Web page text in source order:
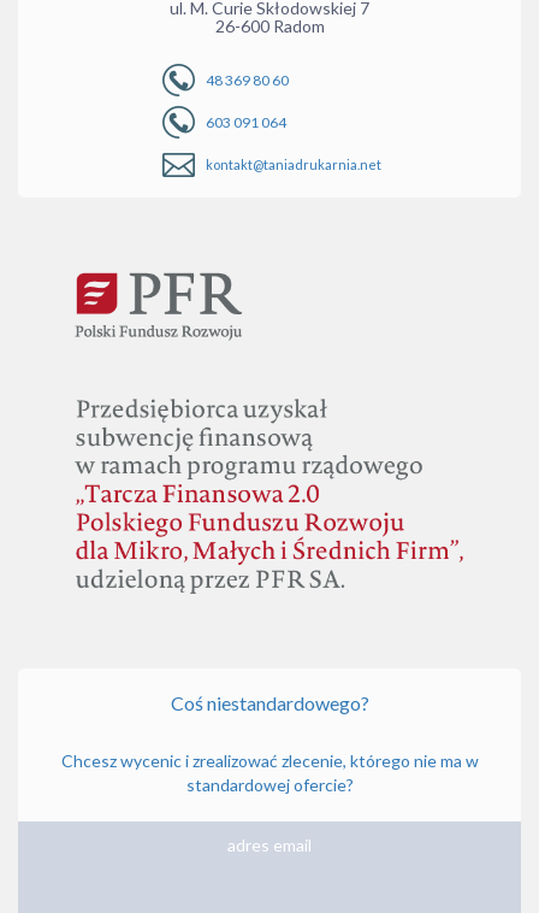
ul. M. Curie Skłodowskiej 7
26-600 Radom
48 369 80 60
603 091 064
kontakt@taniadrukarnia.net
Coś niestandardowego?
Chcesz wycenic i zrealizować zlecenie, którego nie ma w
standardowej ofercie?
adres email